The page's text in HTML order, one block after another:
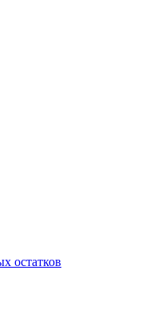
остатков